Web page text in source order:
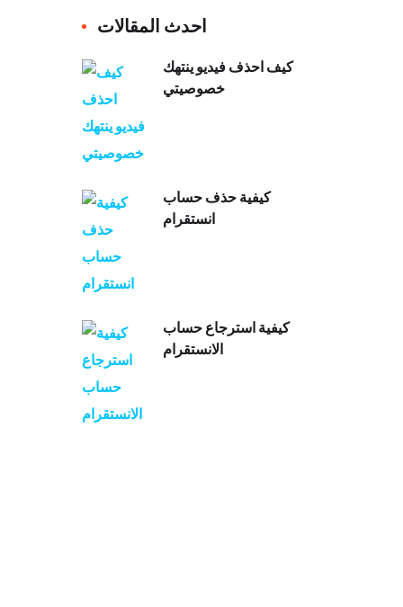
احدث المقالات
كيف احذف فيديو ينتهك
خصوصيتي
كيفية حذف حساب
انستقرام
كيفية استرجاع حساب
الانستقرام